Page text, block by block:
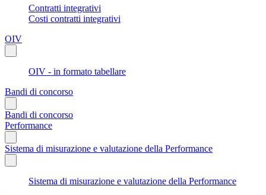
Contratti integrativi
Costi contratti integrativi
OIV
OIV - in formato tabellare
Bandi di concorso
Bandi di concorso
Performance
Sistema di misurazione e valutazione della Performance
Sistema di misurazione e valutazione della Performance